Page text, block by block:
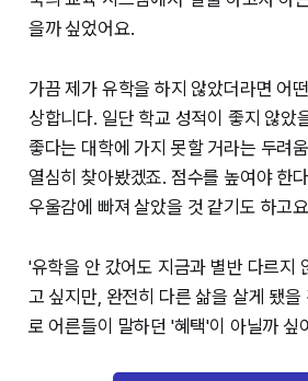
을까 싶었어요.
가끔 제가 유학을 하지 않았더라면 어
상합니다. 일단 학교 성적이 좋지 않았
좋다는 대학에 가지 못할 거라는 두려
열심히 찾아봤겠죠. 점수를 높여야 한
우울감에 빠져 살았을 것 같기도 하고
'유학을 안 갔어도 지금과 별반 다르지
고 싶지만, 완전히 다른 삶을 살게 됐
로 어른들이 말하던 '혜택'이 아닐까 싶